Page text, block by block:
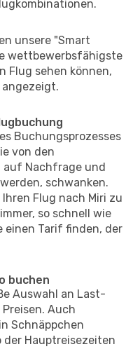
unsere "Smart
wettbewerbsfähigste
Flug sehen können,
angezeigt.
Buchungsprozesses
von den
auf Nachfrage und
schwanken.
Flug nach Miri zu
so schnell wie
einen Tarif finden, der
buchen
Auswahl an Last-
Auch
Schnäppchen
der Hauptreisezeiten